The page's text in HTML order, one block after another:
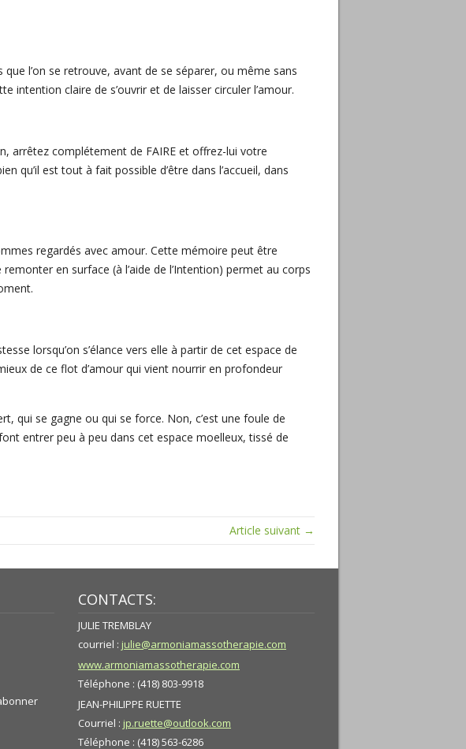
l’on se retrouve, avant de se séparer, ou même sans
claire de s’ouvrir et de laisser circuler l’amour.
arrêtez complétement de FAIRE et offrez-lui votre
qu’il est tout à fait possible d’être dans l’accueil, dans
regardés avec amour. Cette mémoire peut être
en surface (à l’aide de l’Intention) permet au corps
lorsqu’on s’élance vers elle à partir de cet espace de
de ce flot d’amour qui vient nourrir en profondeur
qui se gagne ou qui se force. Non, c’est une foule de
entrer peu à peu dans cet espace moelleux, tissé de
Article suivant →
CONTACTS:
JULIE TREMBLAY
courriel : julie@armoniamassotherapie.com
www.armoniamassotherapie.com
Téléphone : (418) 803-9918
JEAN-PHILIPPE RUETTE
Courriel : jp.ruette@outlook.com
Téléphone : (418) 563-6286